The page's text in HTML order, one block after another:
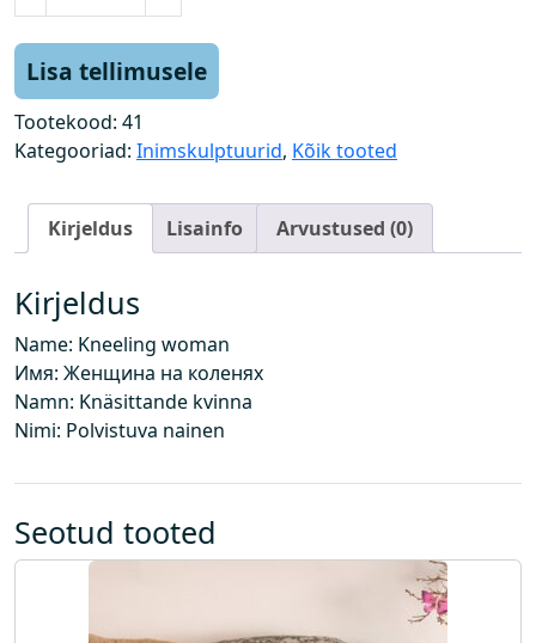
e
p
õ
l
i
k
o
g
u
s
Lisa tellimusele
Tootekood: 41
Kategooriad: Inimskulptuurid, Kõik tooted
Kirjeldus Lisainfo Arvustused (0)
Kirjeldus
Name: Kneeling woman
Имя: Женщина на коленях
Namn: Knäsittande kvinna
Nimi: Polvistuva nainen
Seotud tooted